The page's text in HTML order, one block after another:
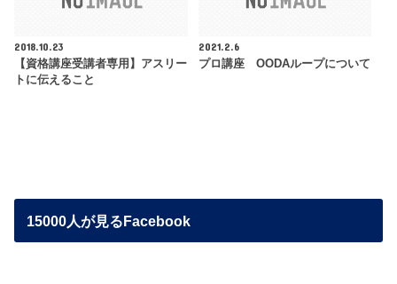
2018.10.23
【資格講座受講者専用】アスリー
トに伝えること
2021.2.6
プロ講座 OODAループについて
15000人が見るFacebook